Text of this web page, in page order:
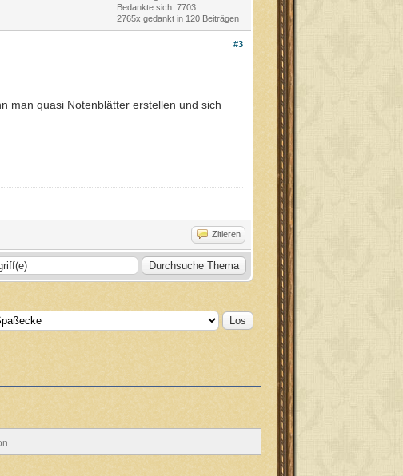
Bedankte sich: 7703
2765x gedankt in 120 Beiträgen
#3
man quasi Notenblätter erstellen und sich
Zitieren